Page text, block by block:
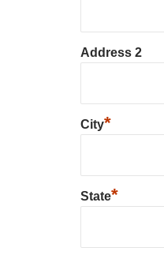
Address 2
City*
State*